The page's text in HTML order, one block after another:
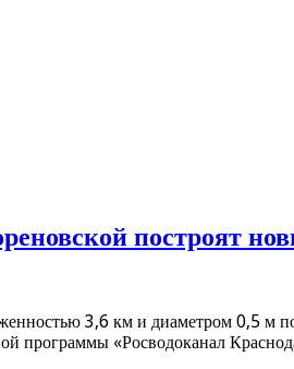
построят
3,6 км и диаметром 0,5 м
программы «Росводоканал